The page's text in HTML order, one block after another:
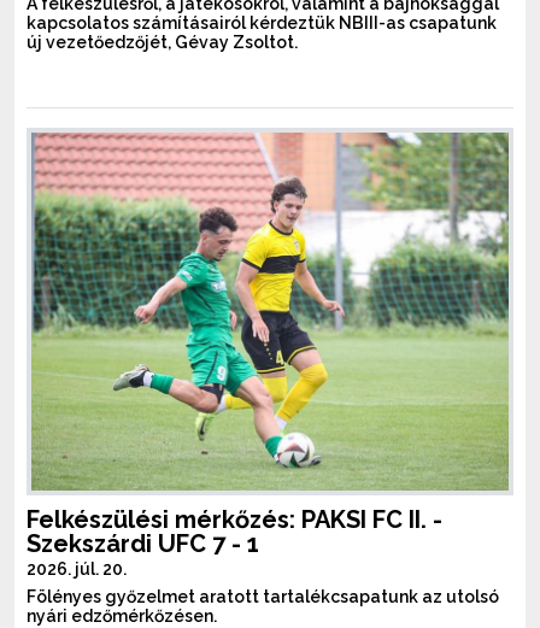
A felkészülésről, a játékosokról, valamint a bajnoksággal
kapcsolatos számításairól kérdeztük NBIII-as csapatunk
új vezetőedzőjét, Gévay Zsoltot.
Felkészülési mérkőzés: PAKSI FC II. -
Szekszárdi UFC 7 - 1
2026. júl. 20.
Fölényes győzelmet aratott tartalékcsapatunk az utolsó
nyári edzőmérkőzésen.